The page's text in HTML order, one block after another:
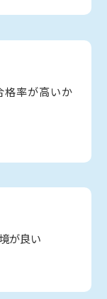
格率が高いか
が良い